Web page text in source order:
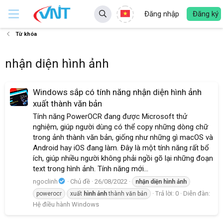
Đăng nhập Đăng ký
Từ khóa
nhận diện hình ảnh
Windows sắp có tính năng nhận diện hình ảnh
xuất thành văn bản
Tính năng PowerOCR đang được Microsoft thử
nghiệm, giúp người dùng có thể copy những dòng chữ
trong ảnh thành văn bản, giống như những gì macOS và
Android hay iOS đang làm. Đây là một tính năng rất bổ
ích, giúp nhiều người không phải ngồi gõ lại những đoạn
text trong hình ảnh. Tính năng mới...
ngoclinh Chủ đề 26/08/2022 nhận diện hình ảnh
powerocr
xuất hình ảnhthành văn bản Trả lời: 0
Diễn đàn:
Hệ điều hành Windows